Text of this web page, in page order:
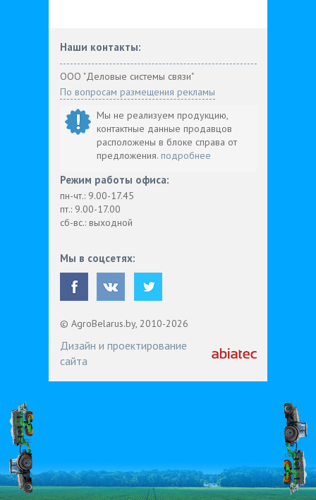
Наши контакты:
ООО "Деловые системы связи"
По вопросам размещения рекламы
Мы не реализуем продукцию,
контактные данные продавцов
расположены в блоке справа от
предложения. подробнее
Режим работы офиса:
пн-чт.: 9.00-17.45
пт.: 9.00-17.00
сб-вс.: выходной
Мы в соцсетях:
© AgroBelarus.by, 2010-2026
Дизайн и проектирование
сайта